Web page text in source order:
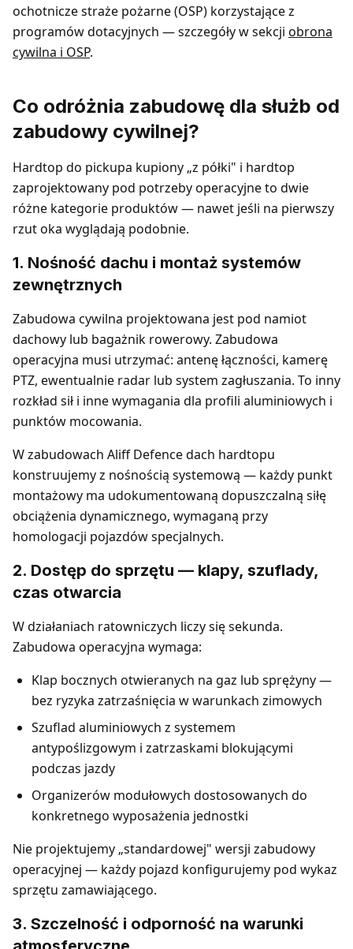
ochotnicze straże pożarne (OSP) korzystające z
programów dotacyjnych — szczegóły w sekcji obrona
cywilna i OSP.
Co odróżnia zabudowę dla służb od
zabudowy cywilnej?
Hardtop do pickupa kupiony „z półki" i hardtop
zaprojektowany pod potrzeby operacyjne to dwie
różne kategorie produktów — nawet jeśli na pierwszy
rzut oka wyglądają podobnie.
1. Nośność dachu i montaż systemów
zewnętrznych
Zabudowa cywilna projektowana jest pod namiot
dachowy lub bagażnik rowerowy. Zabudowa
operacyjna musi utrzymać: antenę łączności, kamerę
PTZ, ewentualnie radar lub system zagłuszania. To inny
rozkład sił i inne wymagania dla profili aluminiowych i
punktów mocowania.
W zabudowach Aliff Defence dach hardtopu
konstruujemy z nośnością systemową — każdy punkt
montażowy ma udokumentowaną dopuszczalną siłę
obciążenia dynamicznego, wymaganą przy
homologacji pojazdów specjalnych.
2. Dostęp do sprzętu — klapy, szuflady,
czas otwarcia
W działaniach ratowniczych liczy się sekunda.
Zabudowa operacyjna wymaga:
Klap bocznych otwieranych na gaz lub sprężyny —
bez ryzyka zatrzaśnięcia w warunkach zimowych
Szuflad aluminiowych z systemem
antypoślizgowym i zatrzaskami blokującymi
podczas jazdy
Organizerów modułowych dostosowanych do
konkretnego wyposażenia jednostki
Nie projektujemy „standardowej" wersji zabudowy
operacyjnej — każdy pojazd konfigurujemy pod wykaz
sprzętu zamawiającego.
3. Szczelność i odporność na warunki